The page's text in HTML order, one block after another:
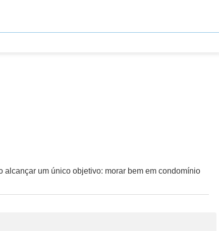
um único objetivo: morar bem em condomínio